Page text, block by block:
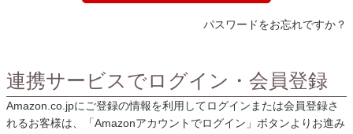
パスワードをお忘れですか？
連携サービスでログイン・会員登録
Amazon.co.jpにご登録の情報を利用してログインまたは会員登録さ
れるお客様は、「Amazonアカウントでログイン」ボタンよりお進み